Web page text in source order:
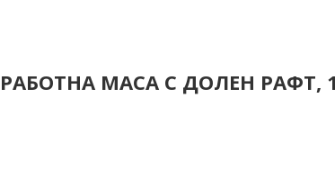
РАБОТНА МАСА С ДОЛЕН РАФТ,